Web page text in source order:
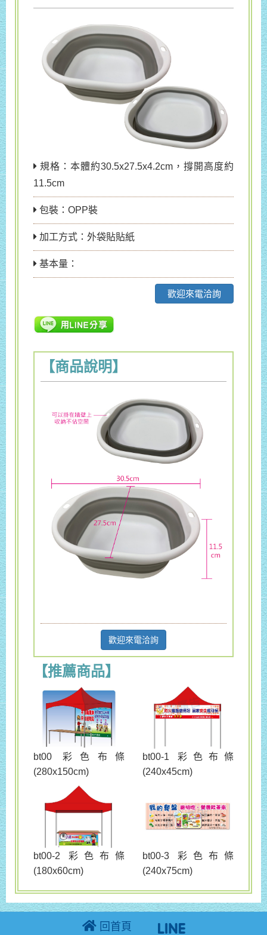
規格：本體約30.5x27.5x4.2cm，撐開高度約
11.5cm
包裝：OPP裝
加工方式：外袋貼貼紙
基本量：
歡迎來電洽詢
【商品說明】
歡迎來電洽詢
【推薦商品】
bt00 彩色布條
(280x150cm)
bt00-1 彩色布條
(240x45cm)
bt00-2 彩色布條
(180x60cm)
bt00-3 彩色布條
(240x75cm)
回首頁